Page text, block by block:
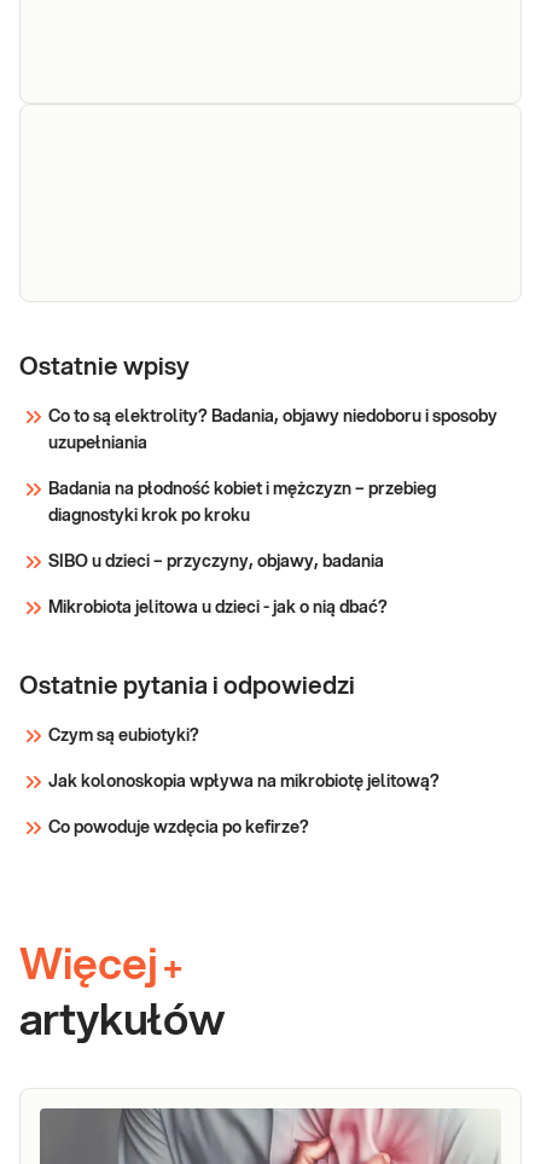
Troponinapomocą pomiaru troponiny sercowej. Diagnoza i
ostrych zespołów wieńcowych: zawału mięśnia
sercowego z uniesieniem i bez uniesienia
Ostatnie wpisy
Co to są elektrolity? Badania, objawy niedoboru i sposoby
uzupełniania
Badania na płodność kobiet i mężczyzn – przebieg
diagnostyki krok po kroku
SIBO u dzieci – przyczyny, objawy, badania
Mikrobiota jelitowa u dzieci - jak o nią dbać?
Ostatnie pytania i odpowiedzi
Czym są eubiotyki?
Jak kolonoskopia wpływa na mikrobiotę jelitową?
Co powoduje wzdęcia po kefirze?
Więcej +
artykułów